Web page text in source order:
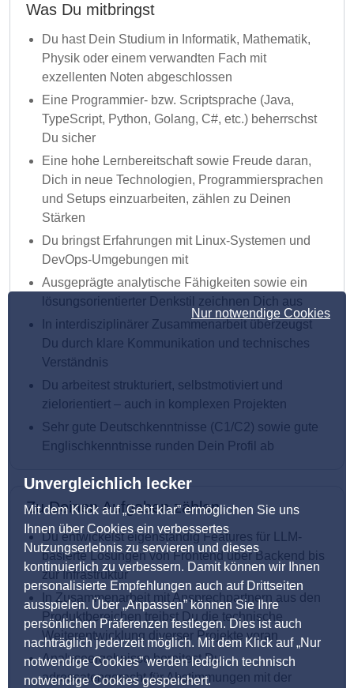
Nur notwendige Cookies
Unvergleichlich lecker
Mit dem Klick auf „Geht klar” ermöglichen Sie uns
Ihnen über Cookies ein verbessertes
Nutzungserlebnis zu servieren und dieses
kontinuierlich zu verbessern. Damit können wir Ihnen
personalisierte Empfehlungen auch auf Drittseiten
ausspielen. Über „Anpassen” können Sie Ihre
persönlichen Präferenzen festlegen. Dies ist auch
nachträglich jederzeit möglich. Mit dem Klick auf „Nur
notwendige Cookies” werden lediglich technisch
notwendige Cookies gespeichert.
Was Du mitbringst
Du hast Dein Studium in Informatik, Mathematik,
Physik oder einem verwandten Fach mit
exzellenten Noten abgeschlossen
Eine Programmier- bzw. Scriptsprache (Java,
TypeScript, Python, Golang, C#, etc.) beherrschst
Du sicher
Eine hohe Lernbereitschaft sowie Freude daran,
Dich in neue Technologien, Programmiersprachen
und Setups einzuarbeiten, zählen zu Deinen
Stärken
Du bringst Erfahrungen mit Linux-Systemen und
DevOps-Umgebungen mit
Ausgeprägte analytische Fähigkeiten sowie ein
lösungsorientierter Denkstil zeichnen Dich aus
In interdisziplinärer Zusammenarbeit überzeugst
Du durch klare Kommunikation und technisches
Verständnis
Du arbeitest strukturiert, selbstmotiviert und
zielorientiert – auch in komplexen Projekten
Sehr gute Deutschkenntnisse (C1/C2) sowie gute
Englischkenntnisse runden Dein Profil ab
Zu Deinen Aufgaben zählen
Du entwickelst eigenständig Features für LLM-
basierte Lösungen von Frontend über Backend bis
zur Infrastruktur
In Zusammenarbeit mit Ansprechpartnern aus den
Produktbereichen treibst Du die technische
Weiterentwicklung diverser Projekte voran
Analyseergebnisse bereitest Du
adressatengerecht für Abstimmungen mit der